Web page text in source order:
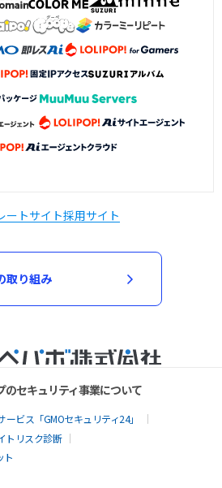
ートサイト採用サイト
取り組み
のセキュリティ事業について
ビス「GMOセキュリティ24」
トリスク診断
ト